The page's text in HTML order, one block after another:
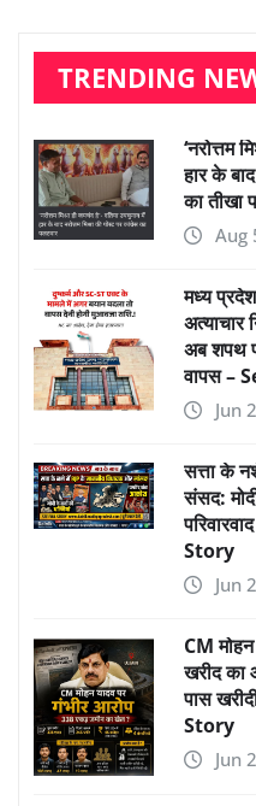
TRENDING
‘नरोत्तम
हार के
का तीखा
Aug
मध्य
अब शपथ
वापस –
Jun
सत्ता के
संसद:
Story
Jun
CM
खरीद का
पास
Story
Jun